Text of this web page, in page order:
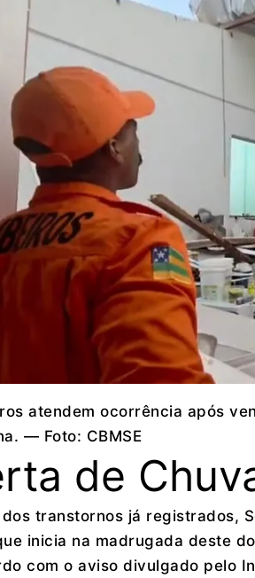
atendem ocorrência após
— Foto: CBMSE
de
transtornos já registrados,
inicia na madrugada deste
com o aviso divulgado pelo